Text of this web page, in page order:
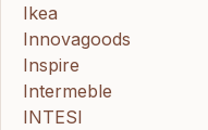
Ikea
Innovagoods
Inspire
Intermeble
INTESI